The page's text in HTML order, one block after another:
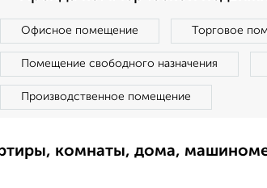
Офисное помещение Торговое
Помещение свободного назначения
Производственное помещение
комнаты, дома,